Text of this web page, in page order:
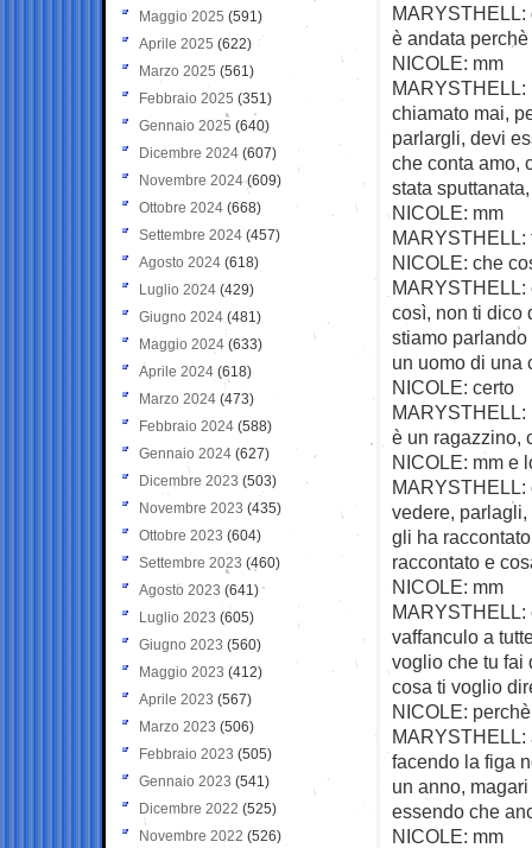
MARYSTHELL:
è andata
NICOLE: mm
MARYSTHELL:
chiamato mai,
parlargli, devi
che conta amo,
stata
NICOLE: mm
MARYSTHELL:
NICOLE: che
MARYSTHELL:
così, non ti dico
stiamo
un uomo di una
NICOLE: certo
MARYSTHELL:
è un ragazzino,
NICOLE: mm e
MARYSTHELL:
vedere,
gli ha
raccontato e
NICOLE: mm
MARYSTHELL:
vaffanculo a
voglio che tu fai
cosa ti voglio
NICOLE:
MARYSTHELL:
facendo la figa
un anno,
essendo che
NICOLE: mm
Maggio 2025 (591)
Aprile 2025 (622)
Marzo 2025 (561)
Febbraio 2025 (351)
Gennaio 2025 (640)
Dicembre 2024 (607)
Novembre 2024(609)
Ottobre 2024 (668)
Settembre 2024 (457)
Agosto 2024 (618)
Luglio 2024 (429)
Giugno 2024 (481)
Maggio 2024 (633)
Aprile 2024 (618)
Marzo 2024 (473)
Febbraio 2024 (588)
Gennaio 2024 (627)
Dicembre 2023 (503)
Novembre 2023 (435)
Ottobre 2023 (604)
Settembre 2023 (460)
Agosto 2023 (641)
Luglio 2023 (605)
Giugno 2023 (560)
Maggio 2023 (412)
Aprile 2023 (567)
Marzo 2023 (506)
Febbraio 2023 (505)
Gennaio 2023 (541)
Dicembre 2022 (525)
Novembre 2022 (526)